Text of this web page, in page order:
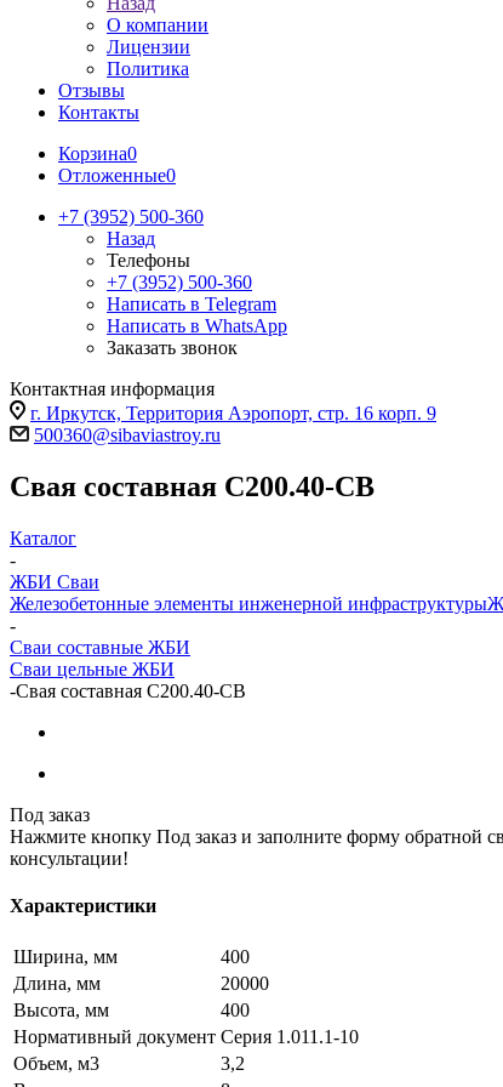
О компании
Лицензии
Политика
Отзывы
Контакты
Корзина0
Отложенные0
+7 (3952) 500-360
Назад
Телефоны
+7 (3952) 500-360
Написать в Telegram
Написать в WhatsApp
Заказать звонок
Контактная информация
г. Иркутск, Территория Аэропорт, стр. 16 корп. 9
500360@sibaviastroy.ru
Свая составная С200.40-СВ
Каталог
-
ЖБИ Сваи
Железобетонные элементы инженерной инфраструктуры
-
Сваи составные ЖБИ
Сваи цельные ЖБИ
-Свая составная С200.40-СВ
Под заказ
Нажмите кнопку Под заказ и заполните форму обратной
консультации!
Характеристики
Ширина, мм
400
Длина, мм
20000
Высота, мм
400
Нормативный документ Серия 1.011.1-10
Объем, м3
3,2